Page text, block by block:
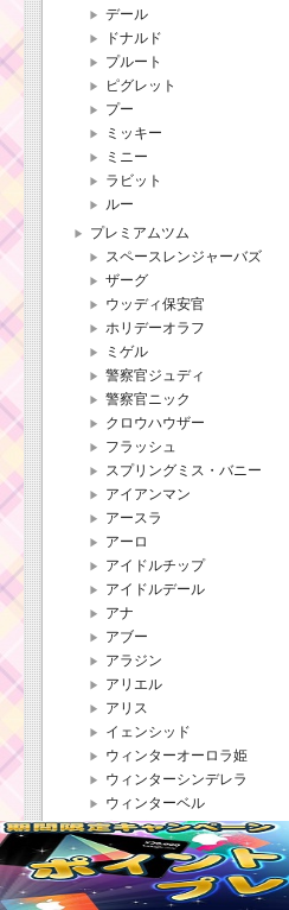
デール
ドナルド
プルート
ピグレット
プー
ミッキー
ミニー
ラビット
ルー
プレミアムツム
スペースレンジャーバズ
ザーグ
ウッディ保安官
ホリデーオラフ
ミゲル
警察官ジュディ
警察官ニック
クロウハウザー
フラッシュ
スプリングミス・バニー
アイアンマン
アースラ
アーロ
アイドルチップ
アイドルデール
アナ
アブー
アラジン
アリエル
アリス
イェンシッド
ウィンターオーロラ姫
ウィンターシンデレラ
ウィンターベル
うさぎどん
ウサティガー
ウッディ
エリザベス・スワン